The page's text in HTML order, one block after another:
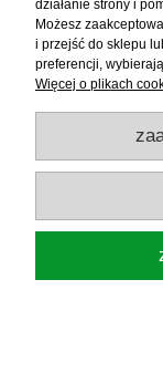
Sklep Wędkarski
działanie strony i
Możesz
i przejść do sklepu
preferencji,
Więcej o plikach